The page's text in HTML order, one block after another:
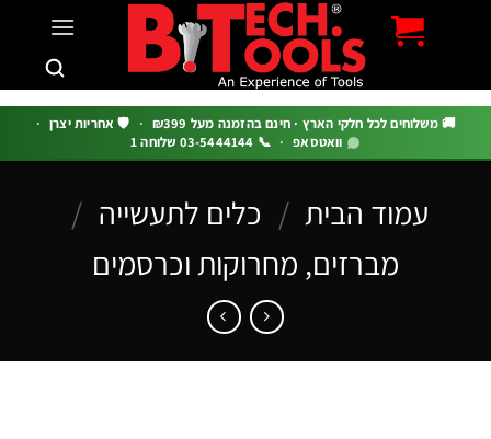
משלוחים לכל חלקי הארץ · חינם בהזמנה מעל ₪399 · 🛡️ אחריות יצרן ·
וואטסאפ · 📞 03-5444144 שלוחה 1
עמוד הבית / כלים לתעשייה /
מברזים, מחרוקות וכרסמים